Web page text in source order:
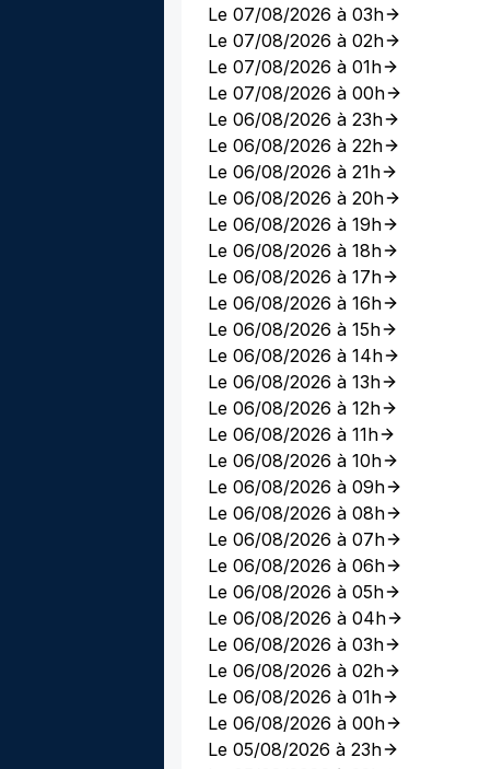
Le 07/08/2026 à 03h
Le 07/08/2026 à 02h
Le 07/08/2026 à 01h
Le 07/08/2026 à 00h
Le 06/08/2026 à 23h
Le 06/08/2026 à 22h
Le 06/08/2026 à 21h
Le 06/08/2026 à 20h
Le 06/08/2026 à 19h
Le 06/08/2026 à 18h
Le 06/08/2026 à 17h
Le 06/08/2026 à 16h
Le 06/08/2026 à 15h
Le 06/08/2026 à 14h
Le 06/08/2026 à 13h
Le 06/08/2026 à 12h
Le 06/08/2026 à 11h
Le 06/08/2026 à 10h
Le 06/08/2026 à 09h
Le 06/08/2026 à 08h
Le 06/08/2026 à 07h
Le 06/08/2026 à 06h
Le 06/08/2026 à 05h
Le 06/08/2026 à 04h
Le 06/08/2026 à 03h
Le 06/08/2026 à 02h
Le 06/08/2026 à 01h
Le 06/08/2026 à 00h
Le 05/08/2026 à 23h